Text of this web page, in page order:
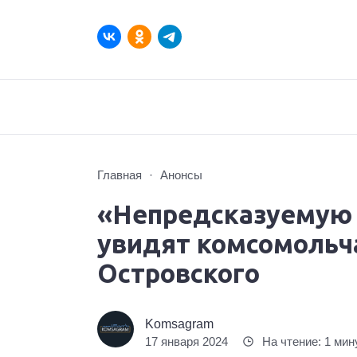
Главная Анонсы
«Непредсказуемую
увидят
Островского
Komsagram
17 января 2024 На чтение: 1